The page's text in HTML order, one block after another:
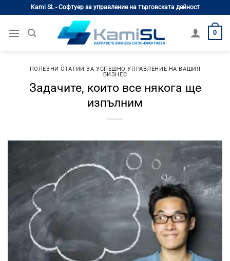
content
Kami SL - Софтуер за управление на търговската дейност
0
ПОЛЕЗНИ СТАТИИ ЗА УСПЕШНО УПРАВЛЕНИЕ НА ВАШИЯ
БИЗНЕС
Задачите, които все някога ще
изпълним